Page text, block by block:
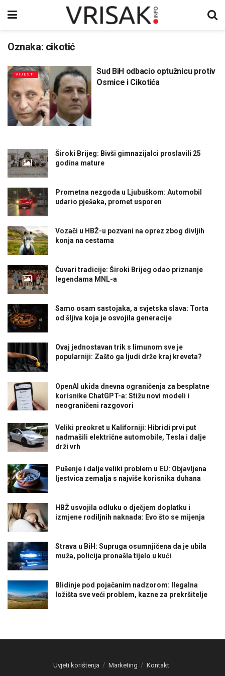
Oznaka: cikotić
VIJESTI
Sud BiH odbacio optužnicu protiv
Osmice i Cikotića
Široki Brijeg: Bivši gimnazijalci proslavili 25
godina mature
Prometna nezgoda u Ljubuškom: Automobil
udario pješaka, promet usporen
Vozači u HBŽ-u pozvani na oprez zbog divljih
konja na cestama
Čuvari tradicije: Široki Brijeg odao priznanje
legendama MNL-a
Samo osam sastojaka, a svjetska slava: Torta
od šljiva koja je osvojila generacije
Ovaj jednostavan trik s limunom sve je
popularniji: Zašto ga ljudi drže kraj kreveta?
OpenAI ukida dnevna ograničenja za besplatne
korisnike ChatGPT-a: Stižu novi modeli i
neograničeni razgovori
Veliki preokret u Kaliforniji: Hibridi prvi put
nadmašili električne automobile, Tesla i dalje
drži vrh
Pušenje i dalje veliki problem u EU: Objavljena
ljestvica zemalja s najviše korisnika duhana
HBŽ usvojila odluku o dječjem doplatku i
izmjene rodiljnih naknada: Evo što se mijenja
Strava u BiH: Supruga osumnjičena da je ubila
muža, policija pronašla tijelo u kući
Blidinje pod pojačanim nadzorom: Ilegalna
ložišta sve veći problem, kazne za prekršitelje
Uvjeti korištenja Marketing Kontakt